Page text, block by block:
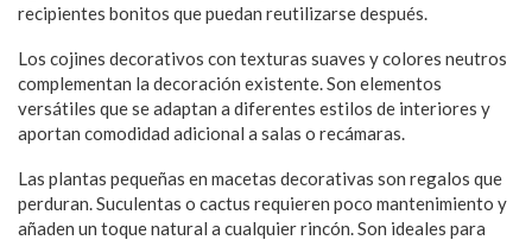
recipientes bonitos que puedan reutilizarse después.
Los cojines decorativos con texturas suaves y colores neutros
complementan la decoración existente. Son elementos
versátiles que se adaptan a diferentes estilos de interiores y
aportan comodidad adicional a salas o recámaras.
Las plantas pequeñas en macetas decorativas son regalos que
perduran. Suculentas o cactus requieren poco mantenimiento y
añaden un toque natural a cualquier rincón. Son ideales para